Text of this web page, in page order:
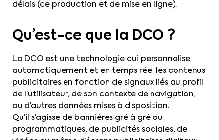
délais (de production et de mise en ligne).
Qu’est-ce que la DCO ?
La DCO est une technologie qui personnalise
automatiquement et en temps réel les contenus
publicitaires en fonction de signaux liés au profil
de l’utilisateur, de son contexte de navigation,
ou d’autres données mises à disposition.
Qu’il s’agisse de bannières gré à gré ou
programmatiques, de publicités sociales, de